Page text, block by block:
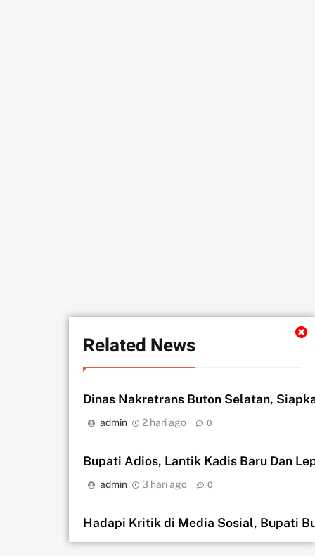
Related News
Dinas Nakretrans Buton Selatan,
admin 2 hari ago 0
Bupati Adios, Lantik Kadis Baru Dan
admin 3 hari ago 0
Hadapi Kritik di Media Sosial, Bupati
admin 4 hari ago 0